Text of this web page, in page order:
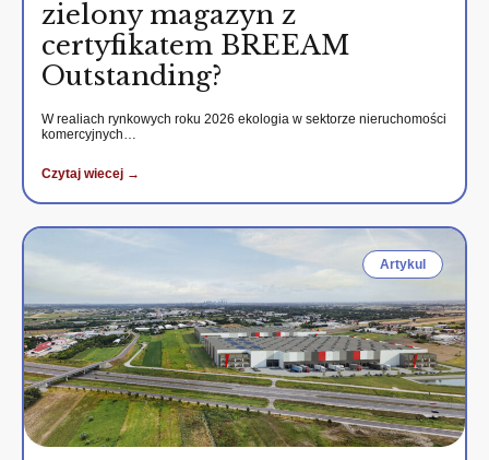
zielony magazyn z
certyfikatem BREEAM
Outstanding?
W realiach rynkowych roku 2026 ekologia w sektorze nieruchomości
komercyjnych…
Czytaj wiecej →
Artykul